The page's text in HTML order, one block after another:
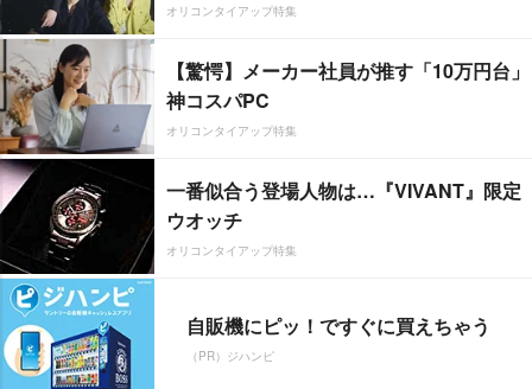
オリコンタイアップ特集
【驚愕】メーカー社員が推す「10万円台」
神コスパPC
オリコンタイアップ特集
一番似合う登場人物は…『VIVANT』限定
ウオッチ
オリコンタイアップ特集
自販機にピッ！ですぐに買えちゃう
（PR）ジハンピ